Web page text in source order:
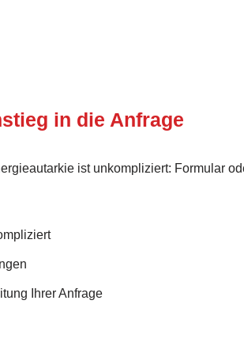
in die Anfrage
ist unkompliziert: Formular
Ihrer Anfrage